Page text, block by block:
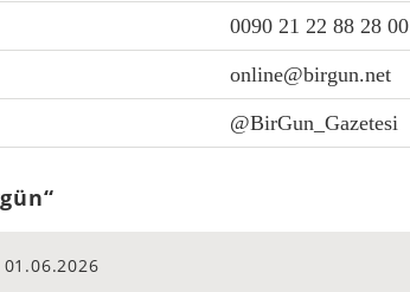
0090 21 22 88 28 00
online@birgun.net
@BirGun_Gazetesi
01.06.2026